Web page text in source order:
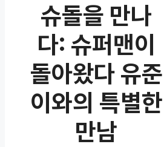
슈돌을 만나
다: 슈퍼맨이
돌아왔다 유준
이와의 특별한
만남